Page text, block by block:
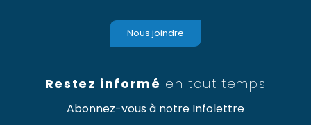
Restez informé en tout temps
Abonnez-vous à notre Infolettre
Nous joindre